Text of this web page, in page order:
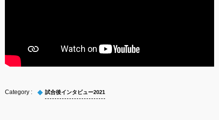
試合後インタビュー2021